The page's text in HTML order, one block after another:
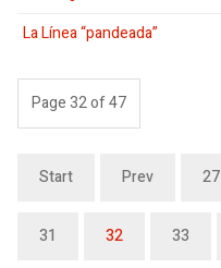
La Línea “pandeada”
Page 32 of 47
Start Prev 27
31 32 33